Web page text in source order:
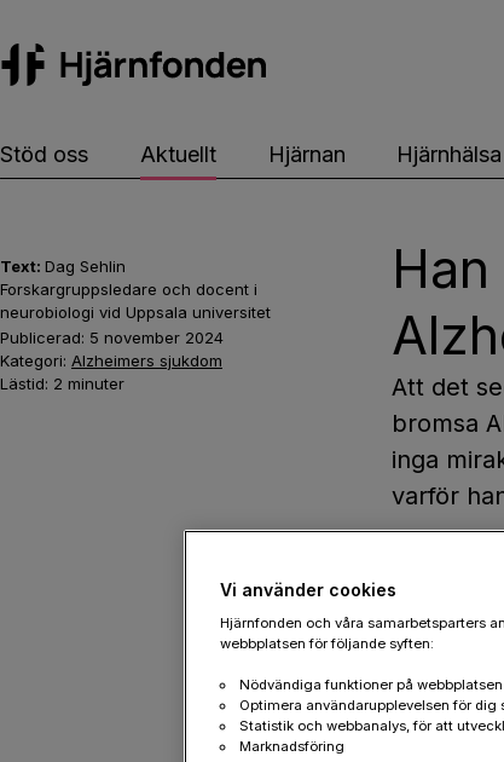
Stöd oss Aktuellt Hjärnan Hjärnhälsa
Text: Dag Sehlin
Forskargruppsledare och docent i
neurobiologi vid Uppsala universitet
Publicerad: 5 november 2024
Kategori: Alzheimers sjukdom
Lästid: 2 minuter
Att det
bromsa
inga
varför
Dessa tar
signalerar
har visat
godkänts.
Vi använder cookies
Hjärnfonden och våra samarbetsparters
webbplatsen för följande syften:
Nödvändiga funktioner på webbplatsen
Optimera användarupplevelsen för dig
Statistik och webbanalys, för att
Marknadsföring